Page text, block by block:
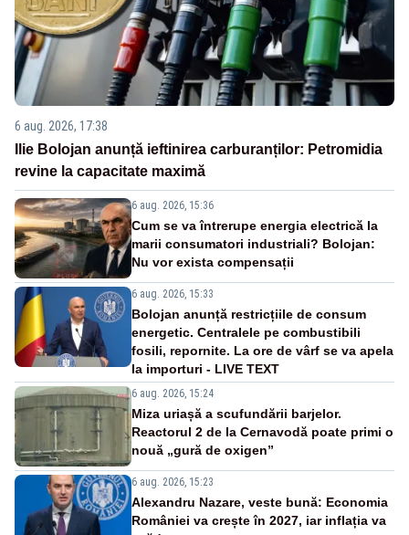
6 aug. 2026, 17:38
Ilie Bolojan anunță ieftinirea carburanților: Petromidia
revine la capacitate maximă
6 aug. 2026, 15:36
Cum se va întrerupe energia electrică la
marii consumatori industriali? Bolojan:
Nu vor exista compensații
6 aug. 2026, 15:33
Bolojan anunță restricțiile de consum
energetic. Centralele pe combustibili
fosili, repornite. La ore de vârf se va apela
la importuri - LIVE TEXT
6 aug. 2026, 15:24
Miza uriașă a scufundării barjelor.
Reactorul 2 de la Cernavodă poate primi o
nouă „gură de oxigen”
6 aug. 2026, 15:23
Alexandru Nazare, veste bună: Economia
României va crește în 2027, iar inflația va